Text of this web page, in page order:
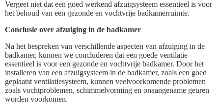
Vergeet niet dat een goed werkend afzuigsysteem essentieel is voor
het behoud van een gezonde en vochtvrije badkamerruimte.
Conclusie over afzuiging in de badkamer
Na het bespreken van verschillende aspecten van afzuiging in de
badkamer, kunnen we concluderen dat een goede ventilatie
essentieel is voor een gezonde en vochtvrije badkamer. Door het
installeren van een afzuigsysteem in de badkamer, zoals een goed
geplaatst ventilatiesysteem, kunnen veelvoorkomende problemen
zoals vochtproblemen, schimmelvorming en onaangename geuren
worden voorkomen.